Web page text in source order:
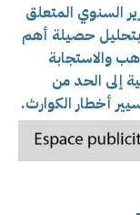
السنوي المتعلق
ويتعلق الأمر بتحليل حصيلة أهم
وجوانب التأهب والاستجابة
إلى الحد من
أخطار الكوارث.